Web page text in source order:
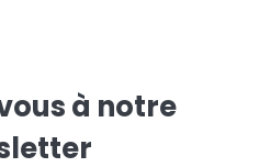
à notre